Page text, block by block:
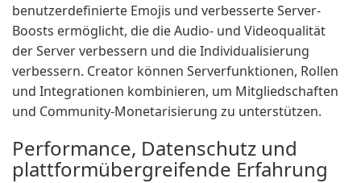
benutzerdefinierte Emojis und verbesserte Server-
Boosts ermöglicht, die die Audio- und Videoqualität
der Server verbessern und die Individualisierung
verbessern. Creator können Serverfunktionen, Rollen
und Integrationen kombinieren, um Mitgliedschaften
und Community-Monetarisierung zu unterstützen.
Performance, Datenschutz und
plattformübergreifende Erfahrung